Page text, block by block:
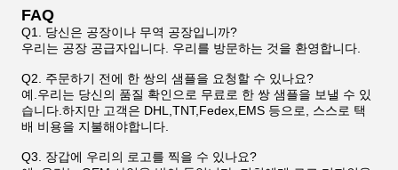
FAQ
Q1. 당신은 공장이나 무역 공장입니까?
우리는 공장 공급자입니다. 우리를 방문하는 것을 환영합니다.
Q2. 주문하기 전에 한 쌍의 샘플을 요청할 수 있나요?
예.우리는 당신의 품질 확인으로 무료로 한 쌍 샘플을 보낼 수 있
습니다.하지만 고객은 DHL,TNT,Fedex,EMS 등으로, 스스로 택
배 비용을 지불해야합니다.
Q3. 장갑에 우리의 로고를 찍을 수 있나요?